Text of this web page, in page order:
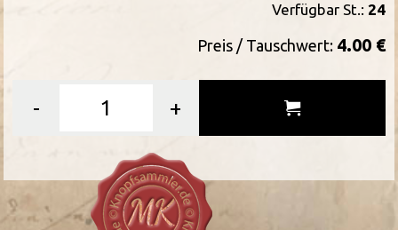
Verfügbar St.: 24
Preis / Tauschwert: 4.00 €
- +